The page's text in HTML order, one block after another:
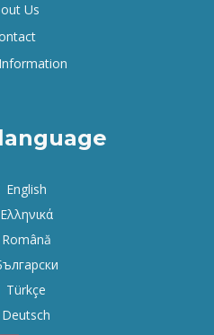
Us
English
Ελληνικά
Română
Türkçe
Deutsch